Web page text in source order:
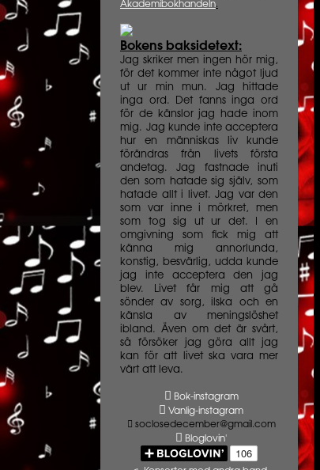
Akademibokhandeln.
Bokens baksidetext:
Jag skriker men ingen hör mig,
för det kommer inte något ljud
ut ur min mun. Jag hittade
inga ord. Det fanns inga ord
för de känslor jag hade inom
mig. Jag kunde inte acceptera
hur en människas liv kunde
förändras från livets första
andetag. Jag fastnade inuti
den som hatade sig själv, som
hatade allt i livet. Jag var den
som var inne i mörkret, men
som tog sig ut ur det. I en
omgivning som fick mig att
känna mig annorlunda,
konstig, besvärlig, udda kunde
jag inte acceptera den jag
blev. Livet får mig att gå
sönder av sorg, ilska och en
känsla av meningslöshet
ibland. Även om det är svårt,
så försöker jag göra allt jag
kan för att livet ska vara mer
värt att leva.
Bok-instagram
Vanlig-instagram
soclosedecember@gmail.com
Bloglovin'